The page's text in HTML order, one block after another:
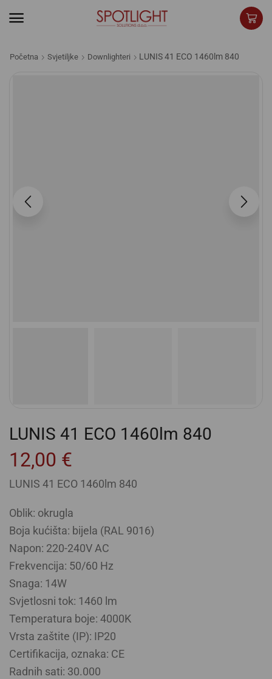
Početna Svjetiljke Downlighteri LUNIS 41 ECO 1460lm 840
LUNIS 41 ECO 1460lm 840
12,00 €
LUNIS 41 ECO 1460lm 840
Oblik: okrugla
Boja kućišta: bijela (RAL 9016)
Napon: 220-240V AC
Frekvencija: 50/60 Hz
Snaga: 14W
Svjetlosni tok: 1460 lm
Temperatura boje: 4000K
Vrsta zaštite (IP): IP20
Certifikacija, oznaka: CE
Radnih sati: 30.000